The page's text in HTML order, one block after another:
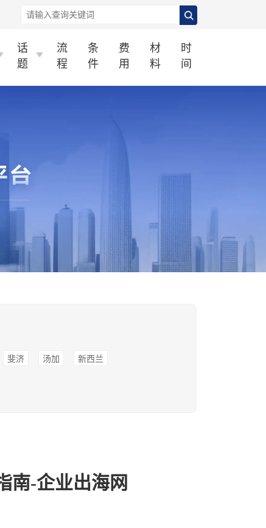
话
题
流
程
条
件
费
用
材
料
时
间
斐济 汤加 新西兰
南-企业出海网